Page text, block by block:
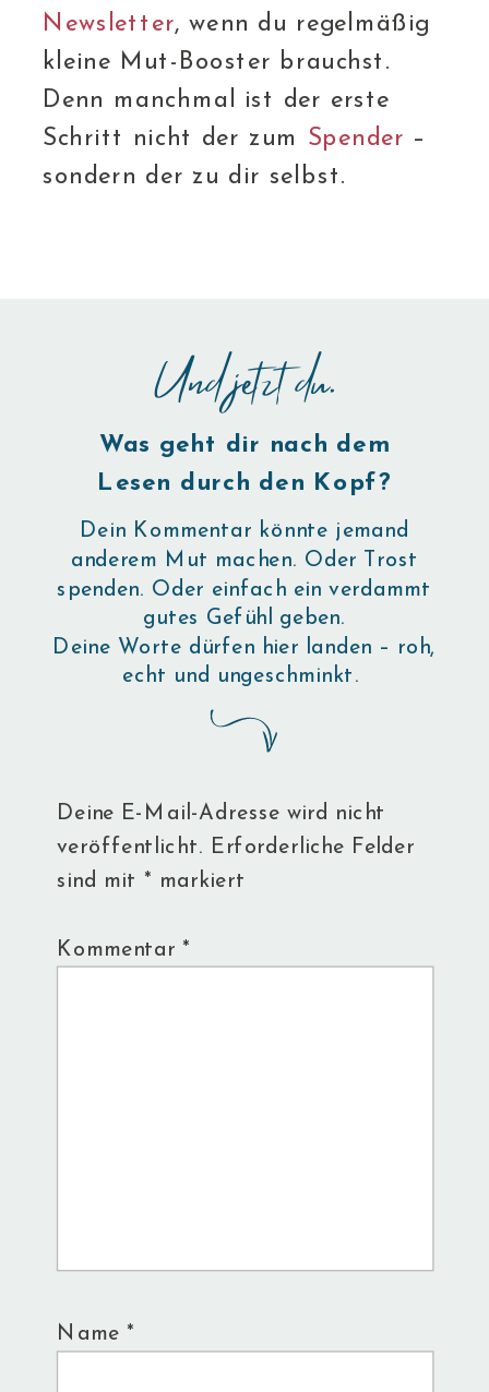
Newsletter, wenn du regelmäßig
kleine Mut-Booster brauchst.
Denn manchmal ist der erste
Schritt nicht der zum Spender –
sondern der zu dir selbst.
Dein Kommentar könnte jemand
anderem Mut machen. Oder Trost
spenden. Oder einfach ein verdammt
gutes Gefühl geben.
Deine Worte dürfen hier landen – roh,
echt und ungeschminkt.
Was geht dir nach dem
Lesen durch den Kopf?
Und jetzt du.
Deine E-Mail-Adresse wird nicht
veröffentlicht. Erforderliche Felder
sind mit * markiert
Kommentar *
Name *